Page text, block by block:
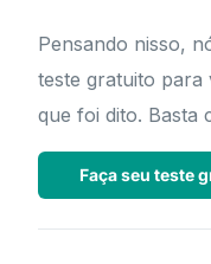
Pensando nisso,
teste gratuito
que foi dito. Basta
Faça seu teste